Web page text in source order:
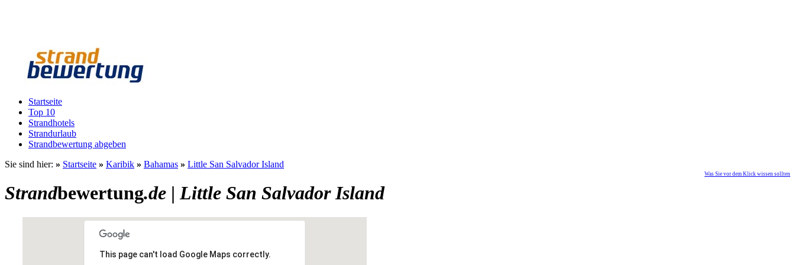
Startseite
Top 10
Strandhotels
Strandurlaub
Strandbewertung abgeben
Was Sie vor dem Klick wissen sollten
Sie sind hier: » Startseite » Karibik » Bahamas » Little San Salvador Island
Strandbewertung.de |Little San Salvador Island
This page can't load Google Maps correctly.